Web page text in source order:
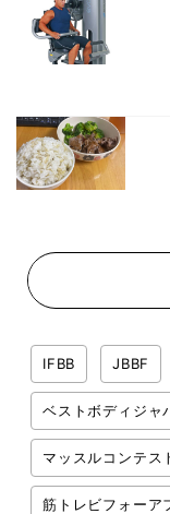
IFBB JBBF
ベストボディジャ
マッスルコンテス
筋トレビフォーア